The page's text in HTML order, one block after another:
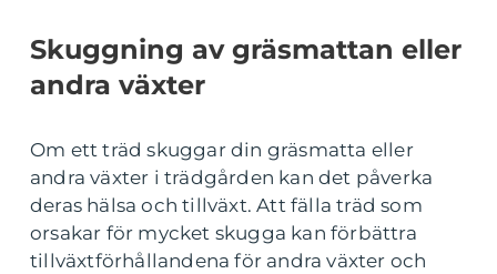
Skuggning av gräsmattan eller
andra växter
Om ett träd skuggar din gräsmatta eller
andra växter i trädgården kan det påverka
deras hälsa och tillväxt. Att fälla träd som
orsakar för mycket skugga kan förbättra
tillväxtförhållandena för andra växter och